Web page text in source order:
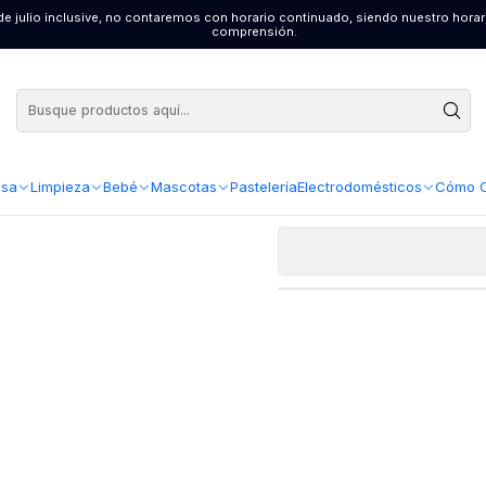
Limpieza Bebé Mascotas PasteleríaElectrodomésticos Cómo
julio inclusive, no contaremos con horario continuado, siendo nuestro
comprensión.
( 2 x 900 ML )
Suavizante